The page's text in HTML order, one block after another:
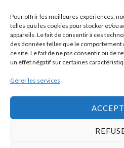
Pour offrir les meilleures expériences,
telles que les cookies pour stocker et/ou
appareils. Le fait de consentir à ces
des données telles que le comportement
ce site. Le fait de ne pas consentir ou de
un effet négatif sur certaines
Gérer les services
JE M'ABONNE
© 2026Home Fashion News